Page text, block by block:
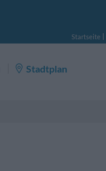
Startseite
Stadtplan